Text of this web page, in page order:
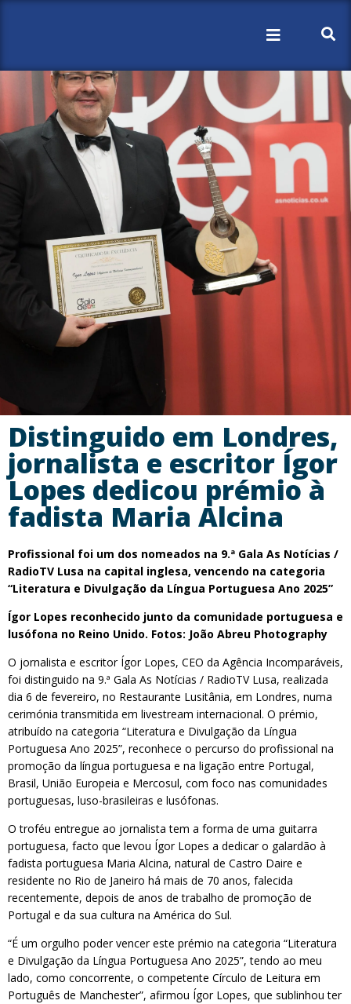
Distinguido em Londres,
jornalista e escritor Ígor
Lopes dedicou prémio à
fadista Maria Alcina
Profissional foi um dos nomeados na 9.ª Gala As Notícias /
RadioTV Lusa na capital inglesa, vencendo na categoria
“Literatura e Divulgação da Língua Portuguesa Ano 2025”
Ígor Lopes reconhecido junto da comunidade portuguesa e
lusófona no Reino Unido. Fotos: João Abreu Photography
O jornalista e escritor Ígor Lopes, CEO da Agência Incomparáveis,
foi distinguido na 9.ª Gala As Notícias / RadioTV Lusa, realizada
dia 6 de fevereiro, no Restaurante Lusitânia, em Londres, numa
cerimónia transmitida em livestream internacional. O prémio,
atribuído na categoria “Literatura e Divulgação da Língua
Portuguesa Ano 2025”, reconhece o percurso do profissional na
promoção da língua portuguesa e na ligação entre Portugal,
Brasil, União Europeia e Mercosul, com foco nas comunidades
portuguesas, luso-brasileiras e lusófonas.
O troféu entregue ao jornalista tem a forma de uma guitarra
portuguesa, facto que levou Ígor Lopes a dedicar o galardão à
fadista portuguesa Maria Alcina, natural de Castro Daire e
residente no Rio de Janeiro há mais de 70 anos, falecida
recentemente, depois de anos de trabalho de promoção de
Portugal e da sua cultura na América do Sul.
“É um orgulho poder vencer este prémio na categoria “Literatura
e Divulgação da Língua Portuguesa Ano 2025”, tendo ao meu
lado, como concorrente, o competente Círculo de Leitura em
Português de Manchester”, afirmou Ígor Lopes, que sublinhou ter